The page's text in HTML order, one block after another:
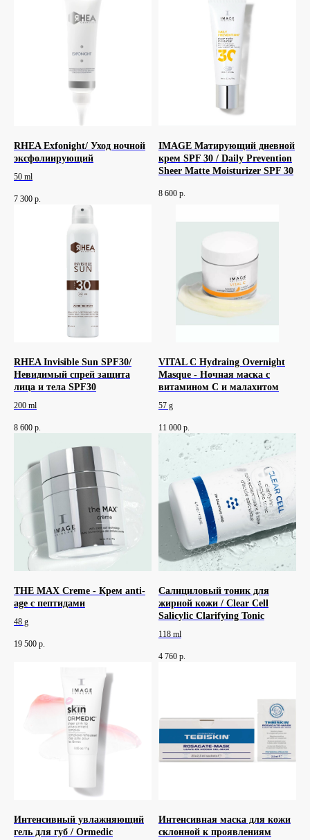
RHEA Exfonight/ Уход ночной
эксфолиирующий
50 ml
7 300 р.
IMAGE Матирующий дневной
крем SPF 30 / Daily Prevention
Sheer Matte Moisturizer SPF 30
8 600 р.
RHEA Invisible Sun SPF30/
Невидимый спрей защита
лица и тела SPF30
200 ml
8 600 р.
VITAL C Hydraing Overnight
Masque - Ночная маска с
витамином C и малахитом
57 g
11 000 р.
THE MAX Creme - Крем anti-
age с пептидами
48 g
19 500 р.
Салициловый тоник для
жирной кожи / Clear Cell
Salicylic Clarifying Tonic
118 ml
4 760 р.
Интенсивный увлажняющий
гель для губ / Ormedic
Интенсивная маска для кожи
склонной к проявлениям